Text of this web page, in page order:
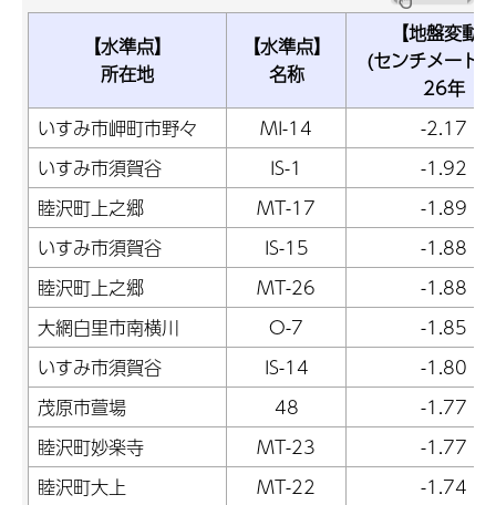
【水準点】
所在地
【水準点】
名称
【地盤変動量
(センチメート
26年
いすみ市岬町市野々
MI-14
-2.17
いすみ市須賀谷
IS-1
-1.92
睦沢町上之郷
MT-17
-1.89
いすみ市須賀谷
IS-15
-1.88
睦沢町上之郷
MT-26
-1.88
大網白里市南横川
O-7
-1.85
いすみ市須賀谷
IS-14
-1.80
茂原市萱場
48
-1.77
睦沢町妙楽寺
MT-23
-1.77
睦沢町大上
MT-22 -1.74